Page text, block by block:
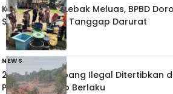
Kekeringan di Lebak Meluas, BPBD
Status Menjadi Tanggap Darurat
NEWS
21 Lokasi Tambang Ilegal Ditertibkan
Perizinan Tetap Berlaku